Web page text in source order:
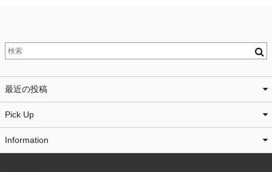
最近の投稿
Pick Up
Information